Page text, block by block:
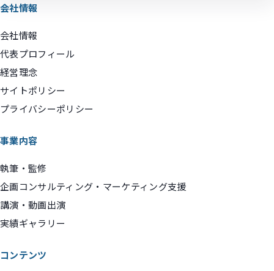
会社情報
会社情報
代表プロフィール
経営理念
サイトポリシー
プライバシーポリシー
事業内容
執筆・監修
企画コンサルティング・マーケティング支援
講演・動画出演
実績ギャラリー
コンテンツ